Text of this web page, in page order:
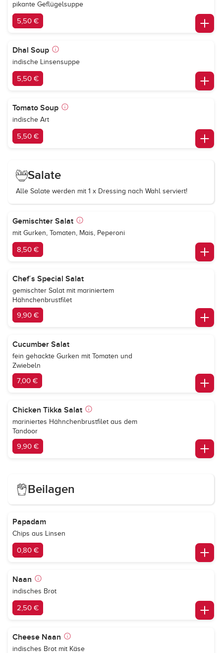
pikante Geflügelsuppe
5,50 €
Dhal Soup
indische Linsensuppe
5,50 €
Tomato Soup
indische Art
5,50 €
Salate
Alle Salate werden mit 1 x Dressing nach Wahl serviert!
Gemischter Salat
mit Gurken, Tomaten, Mais, Peperoni
8,50 €
Chef´s Special Salat
gemischter Salat mit mariniertem
Hähnchenbrustfilet
9,90 €
Cucumber Salat
fein gehackte Gurken mit Tomaten und
Zwiebeln
7,00 €
Chicken Tikka Salat
mariniertes Hähnchenbrustfilet aus dem
Tandoor
9,90 €
Beilagen
Papadam
Chips aus Linsen
0,80 €
Naan
indisches Brot
2,50 €
Cheese Naan
indisches Brot mit Käse